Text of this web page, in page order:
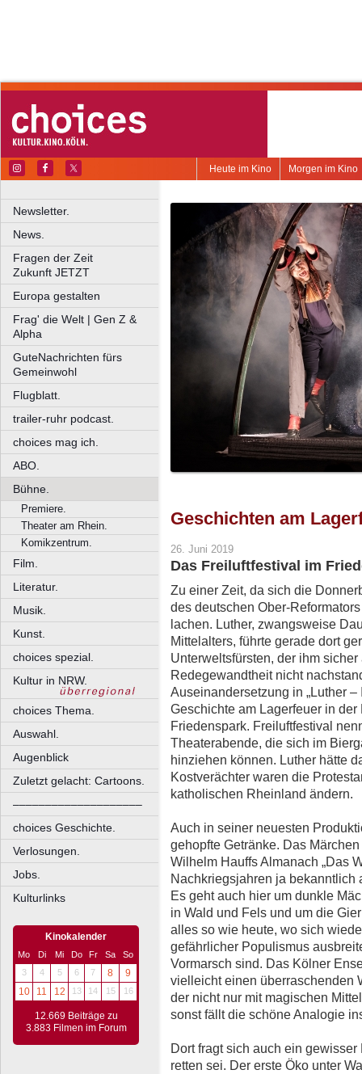
Morgen im Kino
Heute im Kino
Newsletter.
News.
Fragen der Zeit
Zukunft JETZT
Europa gestalten
Frag' die Welt | Gen Z &
Alpha
GuteNachrichten fürs
Gemeinwohl
Flugblatt.
trailer-ruhr podcast.
choices mag ich.
ABO.
Bühne.
Premiere.
Theater am Rhein.
Komikzentrum.
Film.
Literatur.
Musik.
Kunst.
choices spezial.
Kultur in NRW.
choices Thema.
Auswahl.
Augenblick
Zuletzt gelacht: Cartoons.
––––––––––––––––––––
choices Geschichte.
Verlosungen.
Jobs.
Kulturlinks
Kinokalender
Mo Di Mi Do Fr Sa
So
3
4 5 6 7 8
9
10
11 12 13 14 15 16
12.669 Beiträge zu
3.883 Filmen im Forum
Geschichten am
26. Juni 2019
Das Freiluftfestival im
Zu einer Zeit, da sich die
des deutschen Ober-
lachen. Luther, zwangsweise
Mittelalters, führte gerade dort
Unterweltsfürsten, der ihm
Redegewandtheit nicht
Auseinandersetzung in „Luther
Geschichte am Lagerfeuer in
Friedenspark. Freiluftfestival
Theaterabende, die sich im
hinziehen können. Luther hätte
Kostverächter waren die
katholischen Rheinland ändern.
Auch in seiner neuesten
gehopfte Getränke. Das
Wilhelm Hauffs Almanach „Das
Nachkriegsjahren ja bekanntlich
Es geht auch hier um dunkle
in Wald und Fels und um die
alles so wie heute, wo sich
gefährlicher Populismus
Vormarsch sind. Das Kölner
vielleicht einen überraschenden
der nicht nur mit magischen
sonst fällt die schöne Analogie
Dort fragt sich auch ein
retten sei. Der erste Öko unter